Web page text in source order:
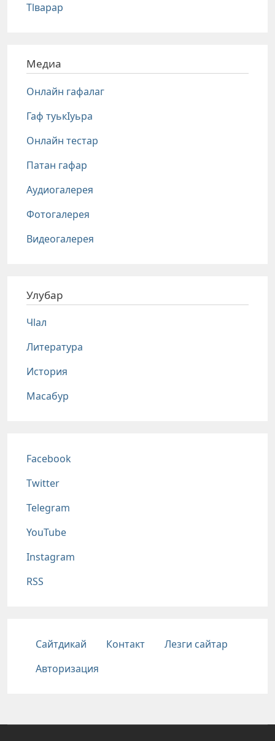
Тlварар
Медиа
Онлайн гафалаг
Гаф туькIуьра
Онлайн тестар
Патан гафар
Аудиогалерея
Фотогалерея
Видеогалерея
Улубар
Чlал
Литература
История
Масабур
Соц сети
Facebook
Twitter
Telegram
YouTube
Instagram
RSS
Подвал
Сайтдикай Контакт
Лезги сайтар
Авторизация